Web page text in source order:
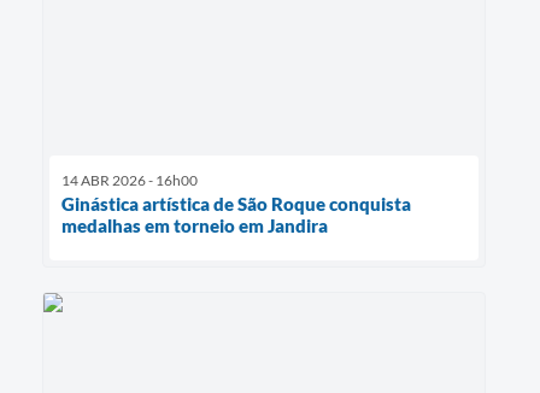
14 ABR 2026 - 16h00
Ginástica artística de São Roque conquista
medalhas em torneio em Jandira